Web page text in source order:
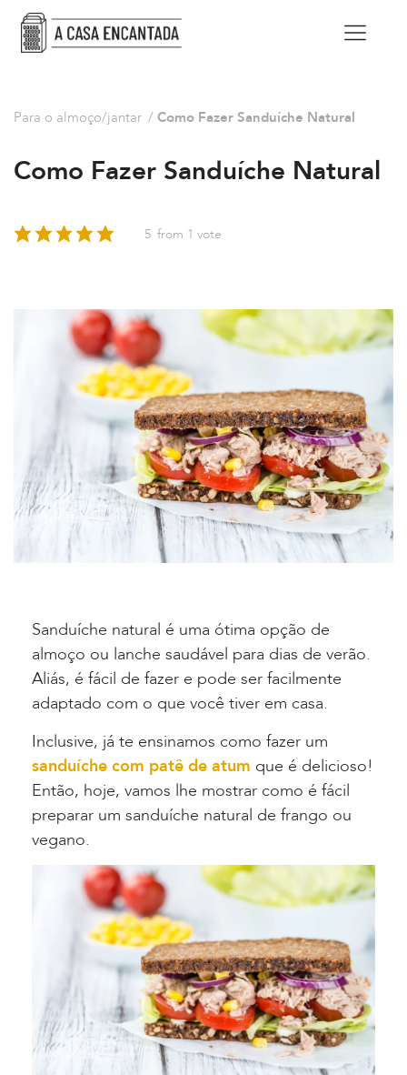
Para o almoço/jantar / Como Fazer Sanduíche Natural
Como Fazer Sanduíche Natural
5 from 1 vote
Sanduíche natural é uma ótima opção de
almoço ou lanche saudável para dias de verão.
Aliás, é fácil de fazer e pode ser facilmente
adaptado com o que você tiver em casa.
Inclusive, já te ensinamos como fazer um
sanduíche com patê de atum que é delicioso!
Então, hoje, vamos lhe mostrar como é fácil
preparar um sanduíche natural de frango ou
vegano.